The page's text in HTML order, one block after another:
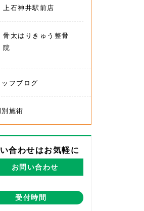
上石神井駅前店
骨太はりきゅう整骨
院
ッフブログ
施術
合わせはお気軽に
お問い合わせ
受付時間